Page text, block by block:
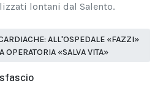
lontani dal Salento.
ALL'OSPEDALE «FAZZI»
OPERATORIA «SALVA VITA»